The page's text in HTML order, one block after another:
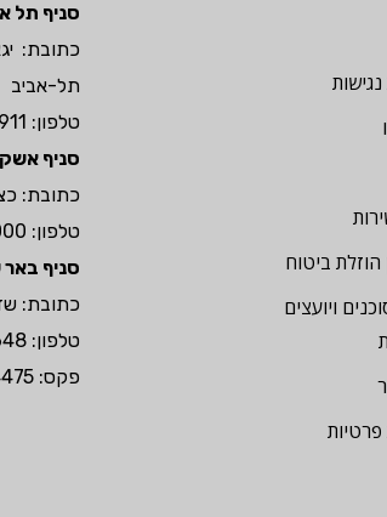
ביטוח
ויועצים
פרטיות
סניף תל
תל-אביב
טלפון:
סניף
כתובת:
טלפון:
סניף
כתובת: שד'
טלפון:
פקס: 08-6654475